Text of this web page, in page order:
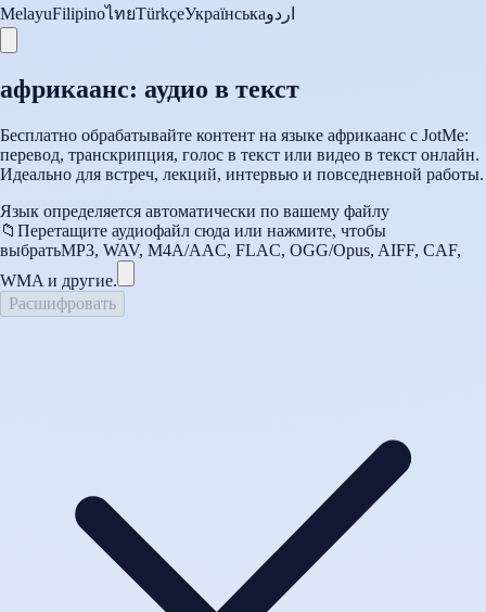
MelayuFilipinoไทยTürkçeУкраїнськаاردو
африкаанс: аудио в текст
Бесплатно обрабатывайте контент на языке африкаанс с JotMe:
перевод, транскрипция, голос в текст или видео в текст онлайн.
Идеально для встреч, лекций, интервью и повседневной работы.
Язык определяется автоматически по вашему файлу
📁 Перетащите аудиофайл сюда или нажмите, чтобы
выбратьMP3, WAV, M4A/AAC, FLAC, OGG/Opus, AIFF, CAF,
WMA и другие.
Расшифровать